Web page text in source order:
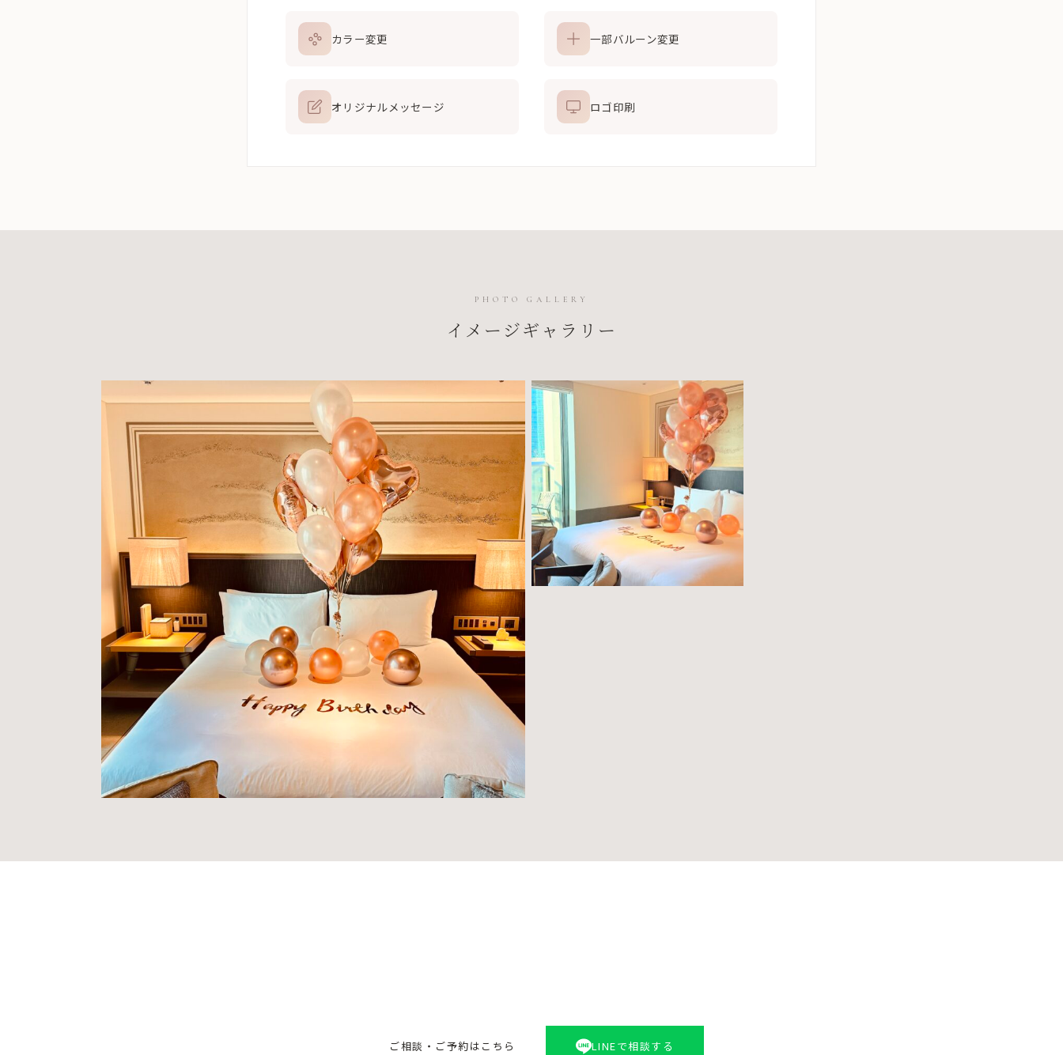
カラー変更 一部バルーン変更
オリジナルメッセージ ロゴ印刷
PHOTO GALLERY
イメージギャラリー
ご相談・ご予約はこちら LINEで相談する